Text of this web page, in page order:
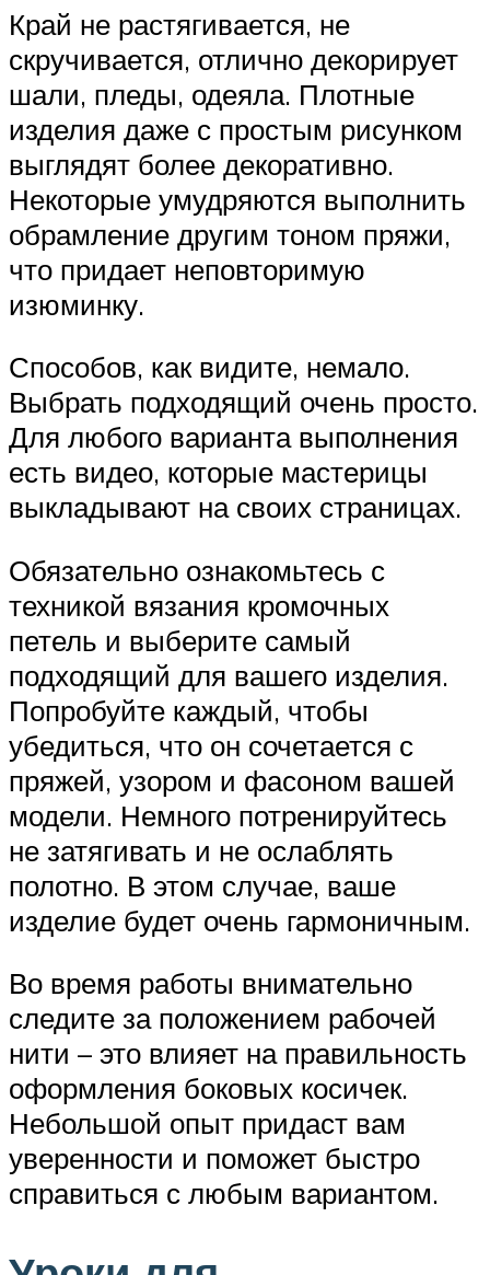
Край не растягивается, не
скручивается, отлично декорирует
шали, пледы, одеяла. Плотные
изделия даже с простым рисунком
выглядят более декоративно.
Некоторые умудряются выполнить
обрамление другим тоном пряжи,
что придает неповторимую
изюминку.
Способов, как видите, немало.
Выбрать подходящий очень просто.
Для любого варианта выполнения
есть видео, которые мастерицы
выкладывают на своих страницах.
Обязательно ознакомьтесь с
техникой вязания кромочных
петель и выберите самый
подходящий для вашего изделия.
Попробуйте каждый, чтобы
убедиться, что он сочетается с
пряжей, узором и фасоном вашей
модели. Немного потренируйтесь
не затягивать и не ослаблять
полотно. В этом случае, ваше
изделие будет очень гармоничным.
Во время работы внимательно
следите за положением рабочей
нити – это влияет на правильность
оформления боковых косичек.
Небольшой опыт придаст вам
уверенности и поможет быстро
справиться с любым вариантом.